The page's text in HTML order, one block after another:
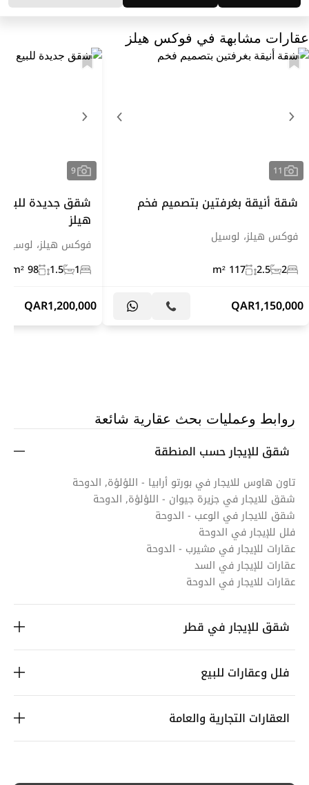
عقارات مشابهة في فوكس هيلز
11
شقة أنيقة بغرفتين بتصميم فخم
فوكس هيلز، لوسيل
2
2.5
117 m²
1,150,000
QAR
9
شقق جديدة
هيلز
فوكس هيلز، لوسيل
1
1.5
98 m²
1,200,000
QAR
روابط وعمليات بحث عقارية شائعة
شقق للإيجار حسب المنطقة
تاون هاوس للايجار في بورتو أرابيا - اللؤلؤة, الدوحة
شقق للايجار في جزيرة جيوان - اللؤلؤة, الدوحة
شقق للايجار في الوعب - الدوحة
فلل للإيجار في الدوحة
عقارات للإيجار في مشيرب - الدوحة
عقارات للإيجار في السد
عقارات للايجار في الدوحة
شقق للإيجار في قطر
فلل وعقارات للبيع
العقارات التجارية والعامة